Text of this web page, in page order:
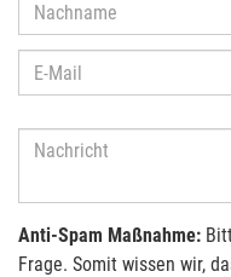
Anti-Spam Maßnahme:
Frage. Somit wissen wir,